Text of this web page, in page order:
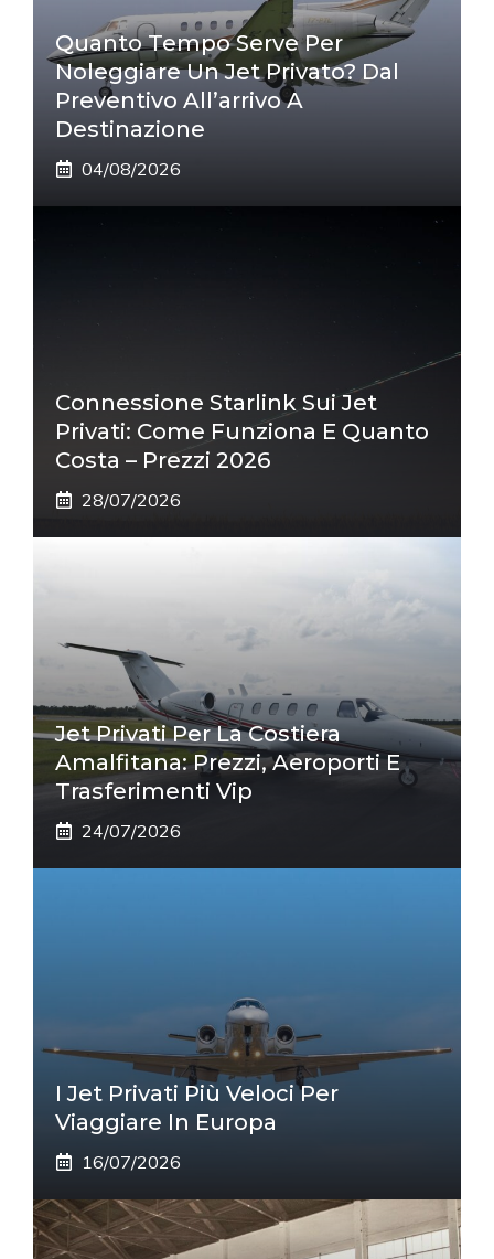
Quanto Tempo Serve Per
Noleggiare Un Jet Privato? Dal
Preventivo All’arrivo A
Destinazione
04/08/2026
Connessione Starlink Sui Jet
Privati: Come Funziona E Quanto
Costa – Prezzi 2026
28/07/2026
Jet Privati Per La Costiera
Amalfitana: Prezzi, Aeroporti E
Trasferimenti Vip
24/07/2026
I Jet Privati Più Veloci Per
Viaggiare In Europa
16/07/2026